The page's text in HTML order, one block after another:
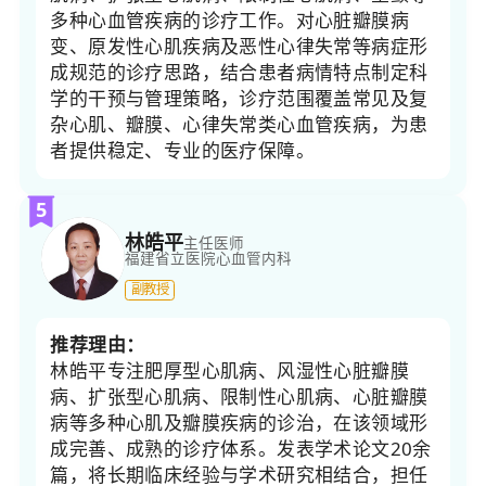
多种心血管疾病的诊疗工作。对心脏瓣膜病
变、原发性心肌疾病及恶性心律失常等病症形
成规范的诊疗思路，结合患者病情特点制定科
学的干预与管理策略，诊疗范围覆盖常见及复
杂心肌、瓣膜、心律失常类心血管疾病，为患
者提供稳定、专业的医疗保障。
5
林皓平主任医师
福建省立医院心血管内科
副教授
推荐理由：
林皓平专注肥厚型心肌病、风湿性心脏瓣膜
病、扩张型心肌病、限制性心肌病、心脏瓣膜
病等多种心肌及瓣膜疾病的诊治，在该领域形
成完善、成熟的诊疗体系。发表学术论文20余
篇，将长期临床经验与学术研究相结合，担任